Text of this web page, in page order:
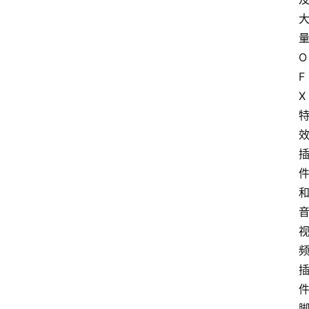
大
量
O
F
X
特
效
插
件
和
音
视
频
插
件